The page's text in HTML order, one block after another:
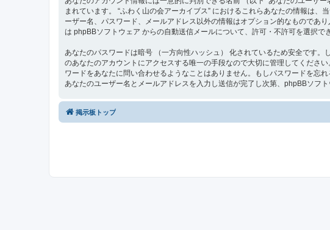
まれています。 “ふわく山の会アーカイブス” におけるこれらあなたの情報は
ーザー名、パスワード、メールアドレス以外の情報はオプション的なものであ
は phpBBソフトウェア からの自動送信メールについて、許可・不許可を選択で
あなたのパスワードは暗号 （一方向性ハッシュ） 化されているため安全です
のあなたのアカウントにアクセスする唯一の手段なので大切に管理してくださ
ワードをあなたに問い合わせるようなことはありません。もしパスワードを忘
あなたのユーザー名とメールアドレスを入力し送信が完了し次第、phpBBソフ
掲示板トップ